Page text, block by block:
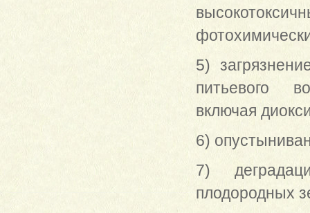
5)
питьевого
включая
6)
7)
плодородных